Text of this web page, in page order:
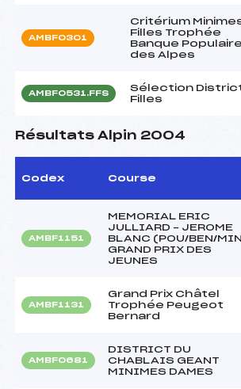
AMBF0301
Critérium
Filles Trophée
Banque Populaire
des Alpes
AMBF0531.FFS
Sélection
Filles
Résultats Alpin 2004
Codex Course
AMBF1151
MEMORIAL ERIC
JULLIARD – JEROME
BLANC (POU/BEN/
GRAND PRIX DES
JEUNES
AMBF1131
Grand Prix Châtel
Trophée Peugeot
Bernard
AMBF0681
DISTRICT DU
CHABLAIS GEANT
MINIMES DAMES